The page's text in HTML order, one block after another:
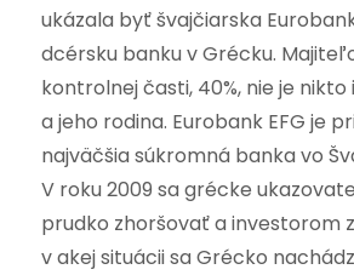
ukázala byť švajčiarska
dcérsku banku v Grécku.
kontrolnej časti, 40%, nie je nikto
a jeho rodina. Eurobank EFG je
najväčšia súkromná banka vo
V roku 2009 sa grécke
prudko zhoršovať a investorom
v akej situácii sa Grécko